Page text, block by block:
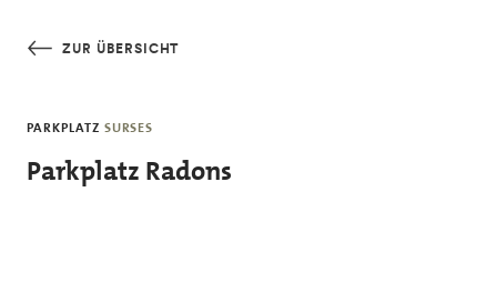
ZUR ÜBERSICHT
PARKPLATZ SURSES
Parkplatz Radons